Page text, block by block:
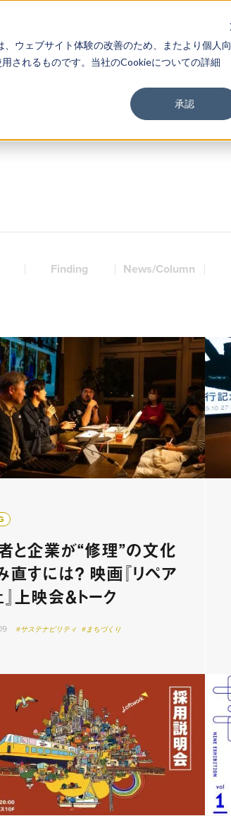
ウェブサイト体験の改善のため、またより個人向
されるものです。当社のCookieについての詳細
承認
Service Work Findings
Finding News/Column
と企業が“修理”の文化
直すには？ 映画『リペア
上映会＆トーク
#サステナビリティ #まちづくり